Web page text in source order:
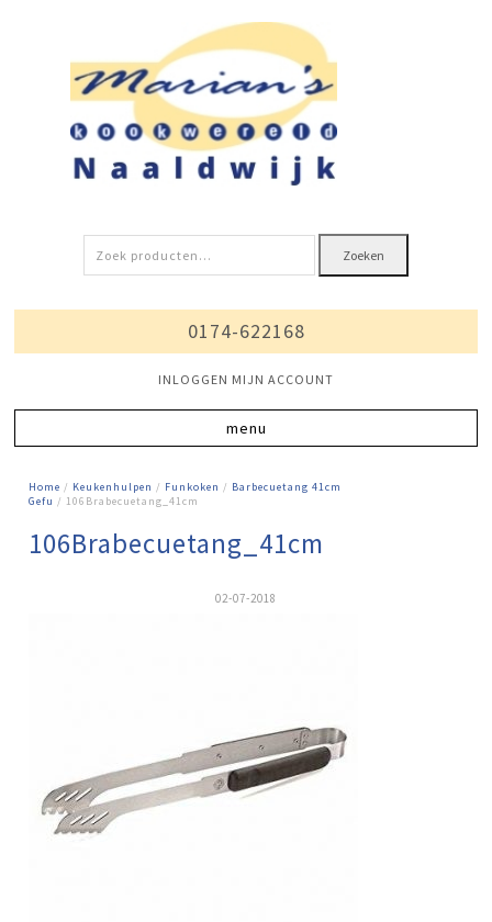
Zoeken
naar:
Zoeken
0174-622168
INLOGGEN MIJN ACCOUNT
Home / Keukenhulpen / Funkoken / Barbecuetang 41cm
Gefu / 106Brabecuetang_41cm
106Brabecuetang_41cm
02-07-2018